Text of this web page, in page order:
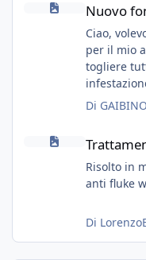
Nuovo
Ciao,
per il mio
togliere
che ho 3
cardinali,
Ho già
esagero.
Ora vorrei
che fatico
Vorrei
Di GAIBINO
Risolto in
anti fluke
Di